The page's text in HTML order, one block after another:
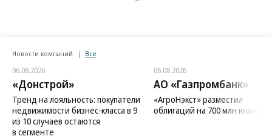
Новости компаний Все
06.08.2026
«Донстрой»
Тренд на лояльность: покупатели
недвижимости бизнес-класса в 9
из 10 случаев остаются
в сегменте
06.08.2026
АО «Газпромбанк»
«АгроНэкст» разместил
облигаций на 700 млн юаней